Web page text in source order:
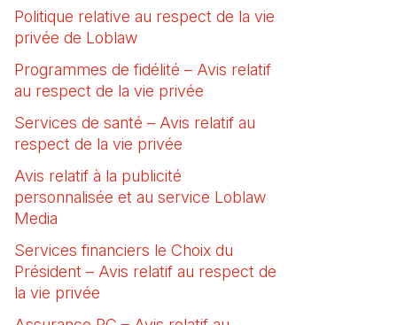
Politique relative au respect de la vie
privée de Loblaw
Programmes de fidélité – Avis relatif
au respect de la vie privée
Services de santé – Avis relatif au
respect de la vie privée
Avis relatif à la publicité
personnalisée et au service Loblaw
Media
Services financiers le Choix du
Président – Avis relatif au respect de
la vie privée